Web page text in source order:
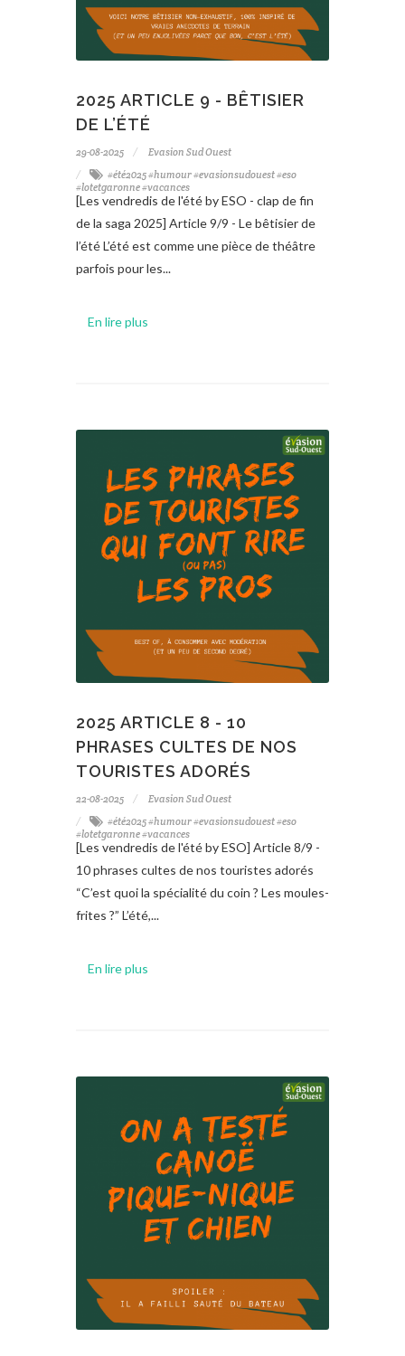
2025 ARTICLE 9 - BÊTISIER
DE L’ÉTÉ
29-08-2025
Evasion Sud Ouest
#été2025 #humour #evasionsudouest #eso
#lotetgaronne #vacances
[Les vendredis de l'été by ESO - clap de fin
de la saga 2025] Article 9/9 - Le bêtisier de
l’été L’été est comme une pièce de théâtre
parfois pour les...
En lire plus
2025 ARTICLE 8 - 10
PHRASES CULTES DE NOS
TOURISTES ADORÉS
22-08-2025
Evasion Sud Ouest
#été2025 #humour #evasionsudouest #eso
#lotetgaronne #vacances
[Les vendredis de l'été by ESO] Article 8/9 -
10 phrases cultes de nos touristes adorés
“C’est quoi la spécialité du coin ? Les moules-
frites ?” L’été,...
En lire plus